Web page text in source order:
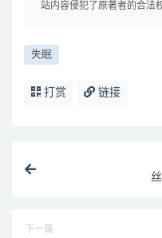
站内容侵犯了原著者的合法
失眠
打赏 链接
下一篇